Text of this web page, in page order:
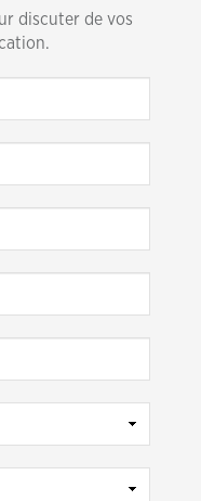
discuter de vos